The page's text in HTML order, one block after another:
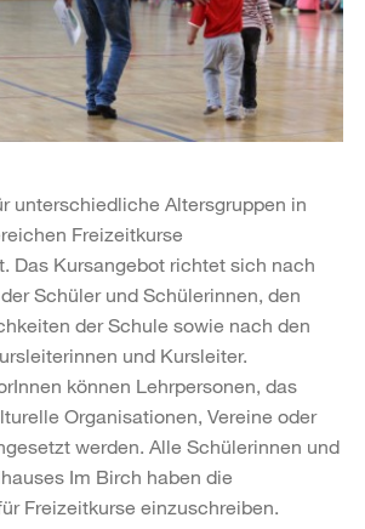
unterschiedliche Altersgruppen in
Freizeitkurse
Das Kursangebot richtet sich nach
Schüler und Schülerinnen, den
der Schule sowie nach den
und Kursleiter.
können Lehrpersonen, das
Organisationen, Vereine oder
werden. Alle Schülerinnen und
Im Birch haben die
Freizeitkurse einzuschreiben.